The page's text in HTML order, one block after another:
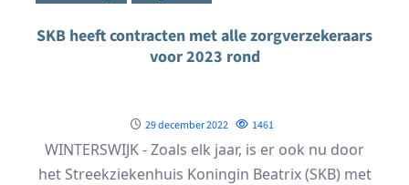
SKB heeft contracten met alle zorgverzekeraars
voor 2023 rond
29 december 2022 1461
WINTERSWIJK - Zoals elk jaar, is er ook nu door
het Streekziekenhuis Koningin Beatrix (SKB) met